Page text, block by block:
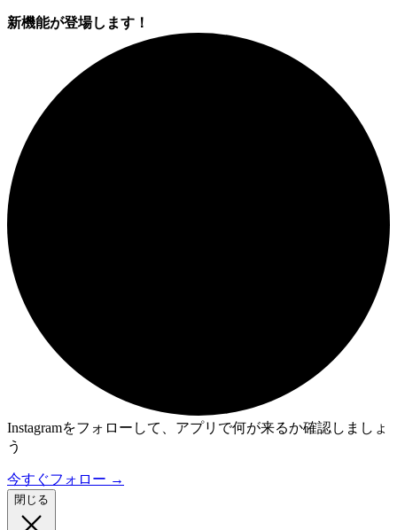
新機能が登場します！
Instagramをフォローして、アプリで何が来るか確認しましょ
う
今すぐフォロー →
閉じる